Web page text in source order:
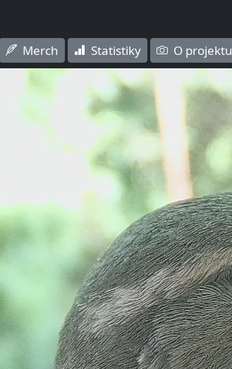
Merch Statistiky O projektu